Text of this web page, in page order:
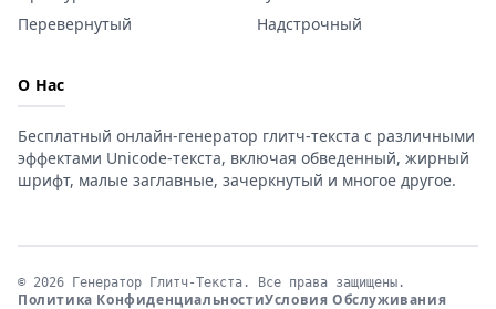
Перевернутый
Надстрочный
О Нас
Бесплатный онлайн-генератор глитч-текста с различными
эффектами Unicode-текста, включая обведенный, жирный
шрифт, малые заглавные, зачеркнутый и многое другое.
© 2026 Генератор Глитч-Текста. Все права защищены.
Политика КонфиденциальностиУсловия Обслуживания